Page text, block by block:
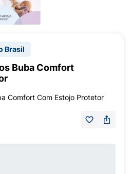
Brasil
Buba Comfort
Comfort Com Estojo Protetor